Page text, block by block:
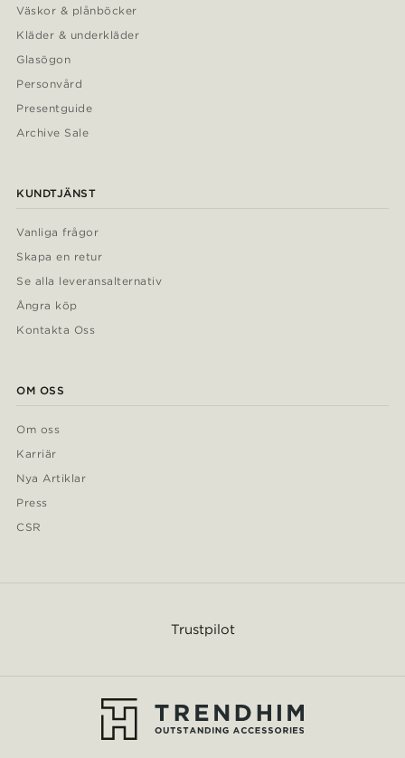
Väskor & plånböcker
Kläder & underkläder
Glasögon
Personvård
Presentguide
Archive Sale
KUNDTJÄNST
Vanliga frågor
Skapa en retur
Se alla leveransalternativ
Ångra köp
Kontakta Oss
OM OSS
Om oss
Karriär
Nya Artiklar
Press
CSR
Trustpilot